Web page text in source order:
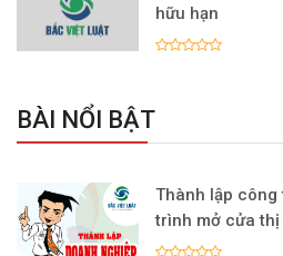
hữu hạn
BÀI NỔI BẬT
Thành lập công
trình mở cửa thị